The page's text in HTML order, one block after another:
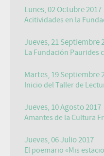
Lunes, 02 Octubre 2017
Acitividades en la
Jueves, 21 Septiembre
La Fundación Paurides
Martes, 19 Septiembre
Inicio del Taller de
Jueves, 10 Agosto 2017
Amantes de la Cultura
Jueves, 06 Julio 2017
El poemario «Mis